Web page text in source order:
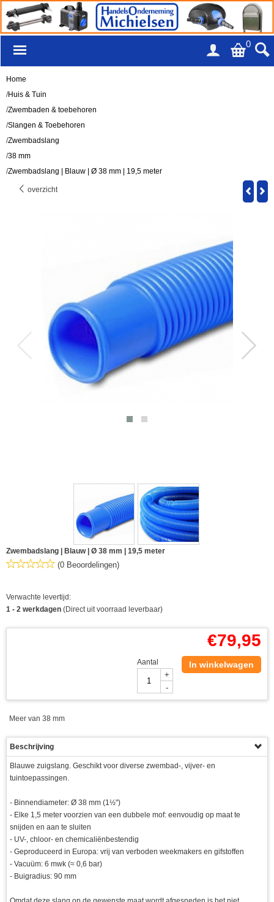
0
Home
/Huis & Tuin
/Zwembaden & toebehoren
/Slangen & Toebehoren
/Zwembadslang
/38 mm
/Zwembadslang | Blauw | Ø 38 mm | 19,5 meter
overzicht
Zwembadslang | Blauw | Ø 38 mm | 19,5 meter
(0 Beoordelingen)
Verwachte levertijd:
1 - 2 werkdagen (Direct uit voorraad leverbaar)
€79,95
Aantal
+
-
In winkelwagen
Meer van 38 mm
Beschrijving
Blauwe zuigslang. Geschikt voor diverse zwembad-, vijver- en
tuintoepassingen.
- Binnendiameter: Ø 38 mm (1½")
- Elke 1,5 meter voorzien van een dubbele mof: eenvoudig op maat te
snijden en aan te sluiten
- UV-, chloor- en chemicaliënbestendig
- Geproduceerd in Europa: vrij van verboden weekmakers en gifstoffen
- Vacuüm: 6 mwk (≈ 0,6 bar)
- Buigradius: 90 mm